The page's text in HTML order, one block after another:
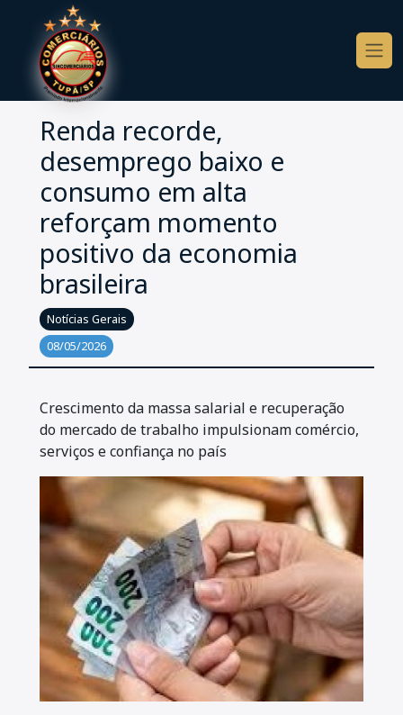
Renda recorde,
desemprego baixo e
consumo em alta
reforçam momento
positivo da economia
brasileira
Notícias Gerais
08/05/2026
Crescimento da massa salarial e recuperação
do mercado de trabalho impulsionam comércio,
serviços e confiança no país